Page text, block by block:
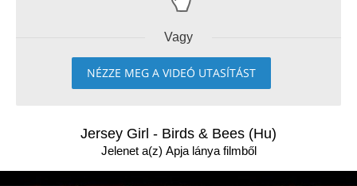
Vagy
NÉZZE MEG A VIDEÓ UTASÍTÁST
Jersey Girl - Birds & Bees (Hu)
Jelenet a(z) Apja lánya filmből